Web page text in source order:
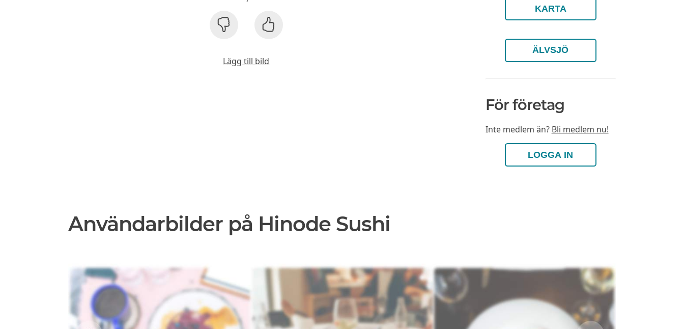
Lägg till bild
KARTA
ÄLVSJÖ
För företag
Inte medlem än? Bli medlem nu!
LOGGA IN
Användarbilder på Hinode Sushi